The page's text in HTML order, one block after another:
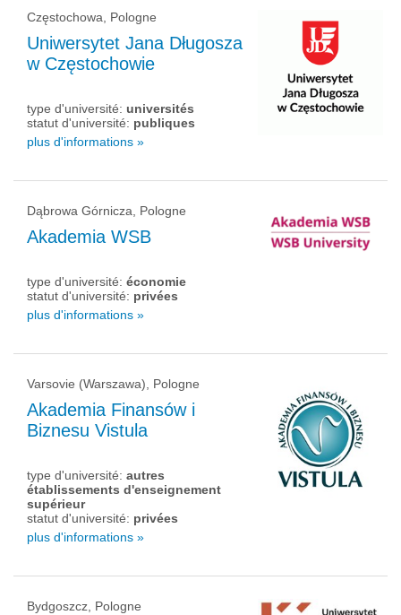
Częstochowa, Pologne
Uniwersytet Jana Długosza
w Częstochowie
type d'université: universités
statut d'université: publiques
plus d'informations »
Dąbrowa Górnicza, Pologne
Akademia WSB
type d'université: économie
statut d'université: privées
plus d'informations »
Varsovie (Warszawa), Pologne
Akademia Finansów i
Biznesu Vistula
type d'université: autres
établissements d'enseignement
supérieur
statut d'université: privées
plus d'informations »
Bydgoszcz, Pologne